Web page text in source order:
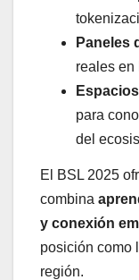
Paneles
reales en
para
del
El BSL 2025
combina
y conexión
posición como
región.